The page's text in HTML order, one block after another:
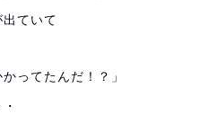
ていて
ってたんだ！？」